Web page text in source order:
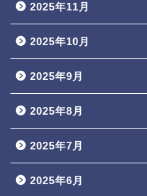
2025年11月
2025年10月
2025年9月
2025年8月
2025年7月
2025年6月